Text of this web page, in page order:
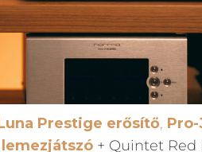
Prestige erősítő,
lemezjátszó+ Quintet Red